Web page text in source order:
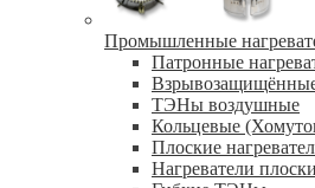
Промышленные
Патронные
ТЭНы воздушные
Кольцевые
Плоские
Нагреватели